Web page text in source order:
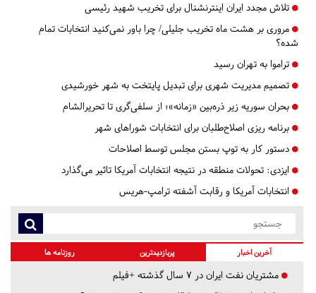
تلاش مجدد ایران اینترنشنال برای تخریب شهید رئیسی
مروری بر هشت ماه تخریب جلیلی/ چرا باور نمی‌کنید انتخابات تمام
شده؟
تراموا به تهران رسید
تصمیم مدیریت شهری برای تبدیل پایتخت به شهر خورشیدی
بحران سوریه زیر ذره‌بین «زمانه»؛ از سلفی‌گری تا تحریرالشام
برنامه ریزی اصلاح‌طلبان برای انتخابات شوراهای شهر
دستور کار به توپ بستن مجلس توسط اصلاحات
ایزدی: تحولات منطقه در نتیجه انتخابات آمریکا تاثیر می‌گذارد
انتخابات آمریکا و رقابت آشفته ترامپ-هریس
آخرین اخبار پربازدیدترین روزنامه ها
مشتریان نفت ایران در ۷ سال گذشته +فیلم